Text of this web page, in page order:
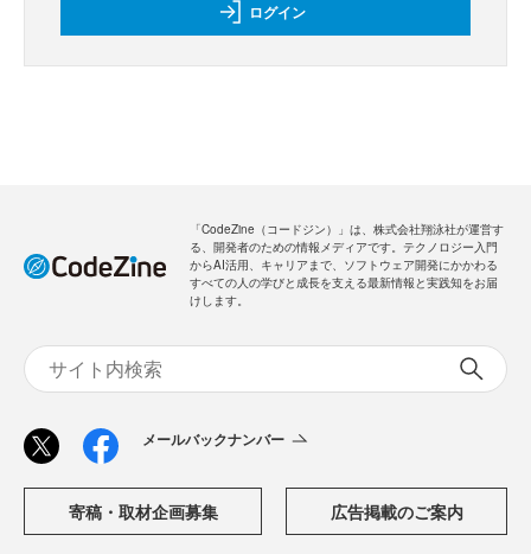
ログイン
「CodeZine（コードジン）」は、株式会社翔泳社が運営す
る、開発者のための情報メディアです。テクノロジー入門
からAI活用、キャリアまで、ソフトウェア開発にかかわる
すべての人の学びと成長を支える最新情報と実践知をお届
けします。
メールバックナンバー
寄稿・取材企画募集 広告掲載のご案内